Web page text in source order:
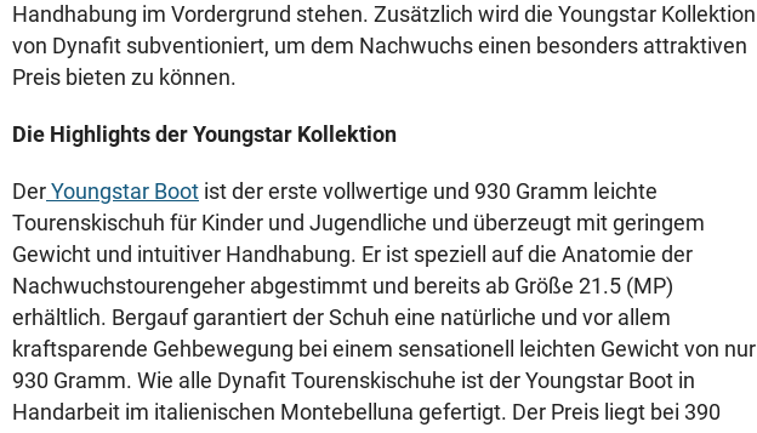
Handhabung im Vordergrund stehen. Zusätzlich wird die Youngstar Kollektion
von Dynafit subventioniert, um dem Nachwuchs einen besonders attraktiven
Preis bieten zu können.
Die Highlights der Youngstar Kollektion
DerYoungstar Boot ist der erste vollwertige und 930 Gramm leichte
Tourenskischuh für Kinder und Jugendliche und überzeugt mit geringem
Gewicht und intuitiver Handhabung. Er ist speziell auf die Anatomie der
Nachwuchstourengeher abgestimmt und bereits ab Größe 21.5 (MP)
erhältlich. Bergauf garantiert der Schuh eine natürliche und vor allem
kraftsparende Gehbewegung bei einem sensationell leichten Gewicht von nur
930 Gramm. Wie alle Dynafit Tourenskischuhe ist der Youngstar Boot in
Handarbeit im italienischen Montebelluna gefertigt. Der Preis liegt bei 390